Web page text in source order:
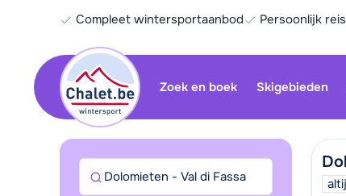
Compleet wintersportaanbod Persoonlijk
Zoek en boek Skigebieden
Dolomieten - Val di Fassa